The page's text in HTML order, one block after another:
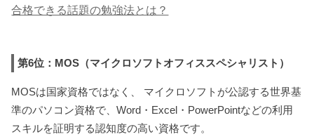
合格できる話題の勉強法とは？
第6位：MOS（マイクロソフトオフィススペシャリスト）
MOSは国家資格ではなく、 マイクロソフトが公認する世界基
準のパソコン資格で、Word・Excel・PowerPointなどの利用
スキルを証明する認知度の高い資格です。